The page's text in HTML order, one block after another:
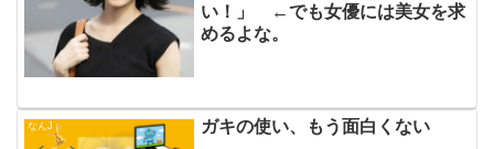
い！」 ←でも女優には美女を求
めるよな。
なんJ ガキの使い、もう面白くない